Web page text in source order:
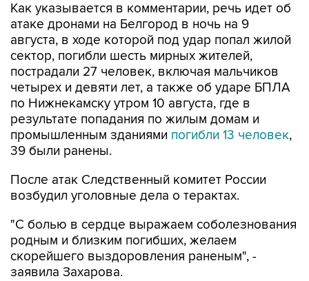
Как указывается в комментарии, речь идет об
атаке дронами на Белгород в ночь на 9
августа, в ходе которой под удар попал жилой
сектор, погибли шесть мирных жителей,
пострадали 27 человек, включая мальчиков
четырех и девяти лет, а также об ударе БПЛА
по Нижнекамску утром 10 августа, где в
результате попадания по жилым домам и
промышленным зданиями погибли 13 человек,
39 были ранены.
После атак Следственный комитет России
возбудил уголовные дела о терактах.
"С болью в сердце выражаем соболезнования
родным и близким погибших, желаем
скорейшего выздоровления раненым", -
заявила Захарова.